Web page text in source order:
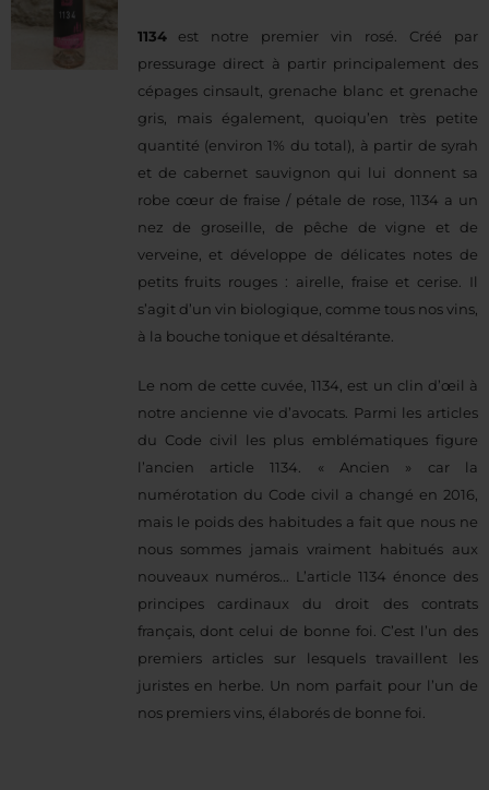
1134est notre premier vin rosé. Créé par
pressurage direct à partir principalement des
cépages cinsault, grenache blanc et grenache
gris, mais également, quoiqu’en très petite
quantité (environ 1% du total), à partir de syrah
et de cabernet sauvignon qui lui donnent sa
robe cœur de fraise / pétale de rose, 1134 a un
nez de groseille, de pêche de vigne et de
verveine, et développe de délicates notes de
petits fruits rouges : airelle, fraise et cerise. Il
s’agit d’un vin biologique, comme tous nos vins,
à la bouche tonique et désaltérante.
Le nom de cette cuvée, 1134, est un clin d’œil à
notre ancienne vie d’avocats. Parmi les articles
du Code civil les plus emblématiques figure
l’ancien article 1134. « Ancien » car la
numérotation du Code civil a changé en 2016,
mais le poids des habitudes a fait que nous ne
nous sommes jamais vraiment habitués aux
nouveaux numéros... L’article 1134 énonce des
principes cardinaux du droit des contrats
français, dont celui de bonne foi. C’est l’un des
premiers articles sur lesquels travaillent les
juristes en herbe. Un nom parfait pour l’un de
nos premiers vins, élaborés de bonne foi.